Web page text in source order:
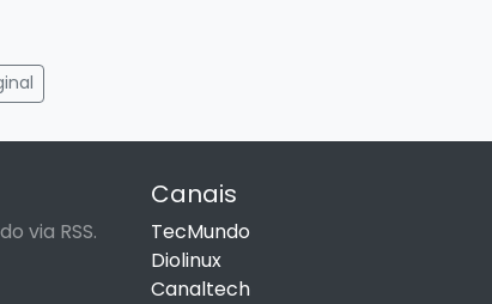
via RSS.
Canais
TecMundo
Diolinux
Canaltech